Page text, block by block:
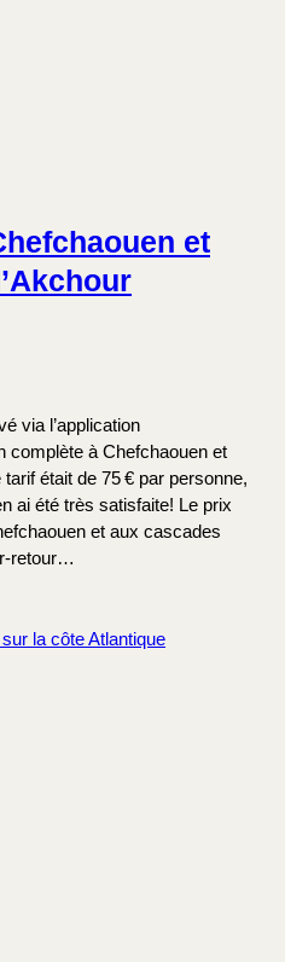
et
via l’application
complète à Chefchaouen et
était de 75 € par personne,
ai été très satisfaite! Le prix
et aux cascades
retour…